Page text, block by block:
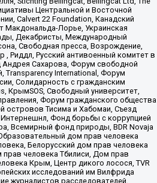
Центральной и Восточной
Calvert 22 Foundation, Канадский
Макдональда-Лорье, Украинская
Декабристы, Международный
Свободная пресса, Возрождение,
, Риддл, Русский антивоенный комитет в
Сахарова, Форум свободной
Transparеncy International, Форум
Солидарность с гражданским
КрымSOS, Свободный университет,
Форум гражданского общества
островов Тисима и Хабомаи, Съезд
Фонд борьбы с коррупцией
Всемирный фонд природы, BDR Novaja
дом прав человека
Белорусский дом прав человека
человека Тбилиси, Дом прав
Крым, Центр дикого лосося, TVR
исследований им Вилфрида
журналистов расследователей,